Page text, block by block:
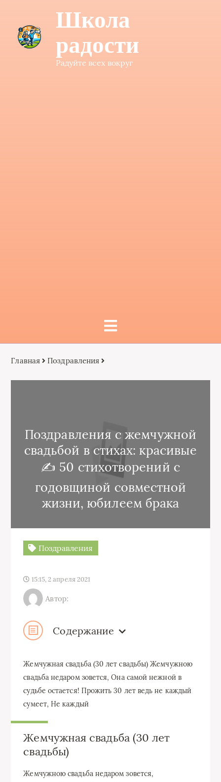
Школа
радости
Радуйте всех вокруг
Главная Поздравления
Поздравления с жемчужной
свадьбой в стихах: красивые
✍ 50 стихотворений с
годовщиной совместной
жизни, юбилеем брака
Поздравления
15:15, 2 апреля 2021
Автор:
Содержание
Жемчужная свадьба (30 лет свадьбы) Жемчужною
свадьба недаром зовется, Она самой нежной в
судьбе остается! Прожить 30 лет ведь не каждый
сумеет, Не каждый
Жемчужная свадьба (30 лет
свадьбы)
Жемчужною свадьба недаром зовется,